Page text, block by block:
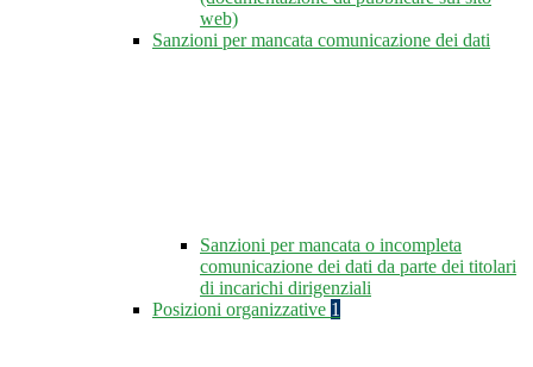
web)
Sanzioni per mancata comunicazione dei dati
Sanzioni per mancata o incompleta
comunicazione dei dati da parte dei titolari
di incarichi dirigenziali
Posizioni organizzative 1